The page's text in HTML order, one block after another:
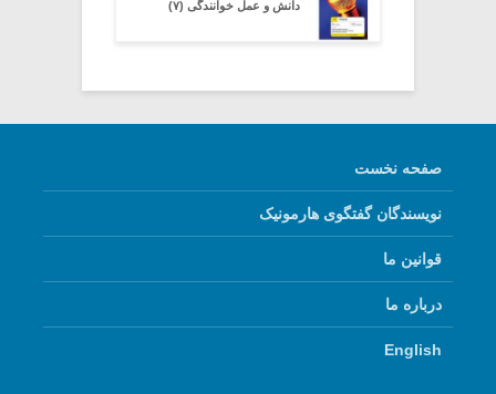
دانش و عمل خوانندگی (۷)
صفحه نخست
نویسندگان گفتگوی هارمونیک
قوانین ما
درباره ما
English